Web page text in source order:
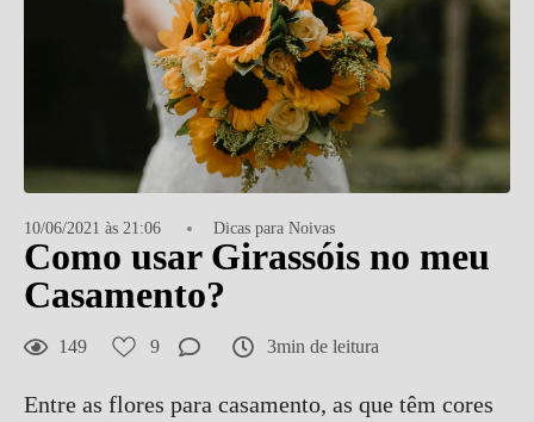
10/06/2021 às 21:06 Dicas para Noivas
Como usar Girassóis no meu
Casamento?
149 9 3min de leitura
Entre as flores para casamento, as que têm cores